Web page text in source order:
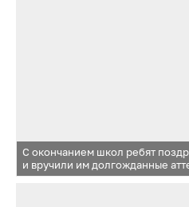
С окончанием школ ребят
и вручили им долгожданные